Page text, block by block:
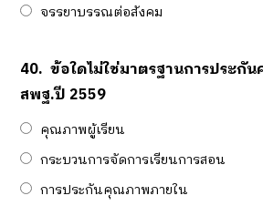
จรรยาบรรณต่อสังคม
40. ข้อใดไม่ใช่มาตรฐานการประกั
สพฐ.ปี 2559
คุณภาพผู้เรียน
กระบวนการจัดการเรียนการสอน
การประกันคุณภาพภายใน